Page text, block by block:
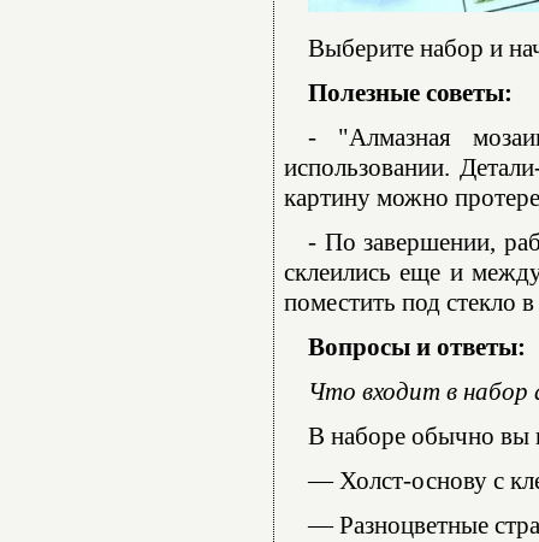
Выберите набор и
Полезные советы:
- "Алмазная
использовании.
картину можно
- По завершении,
склеились еще и
поместить под стекло
Вопросы и ответы:
Что входит в набор
В наборе обычно вы
— Холст-основу с
— Разноцветные